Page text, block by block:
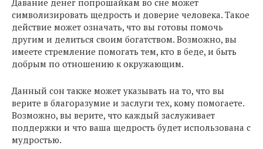
Давание денег попрошайкам во сне может
символизировать щедрость и доверие человека. Такое
действие может означать, что вы готовы помочь
другим и делиться своим богатством. Возможно, вы
имеете стремление помогать тем, кто в беде, и быть
добрым по отношению к окружающим.
Данный сон также может указывать на то, что вы
верите в благоразумие и заслуги тех, кому помогаете.
Возможно, вы верите, что каждый заслуживает
поддержки и что ваша щедрость будет использована с
мудростью.